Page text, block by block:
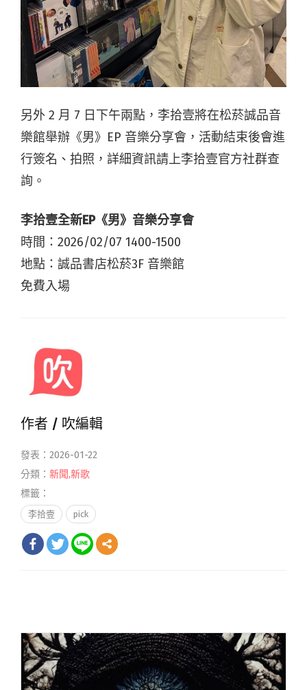
另外 2 月 7 日下午兩點，李拾壹將在松菸誠品音
樂館舉辦《男》EP 音樂分享會，活動結束後會進
行簽名、拍照，詳細資訊請上李拾壹官方社群查
詢。
李拾壹全新EP《男》音樂分享會
時間：2026/02/07 1400-1500
地點：誠品書店松菸3F 音樂館
免費入場
作者 / 吹編輯
發表：2026-01-22
分類： 新聞,新歌
標籤：
李拾壹 pick